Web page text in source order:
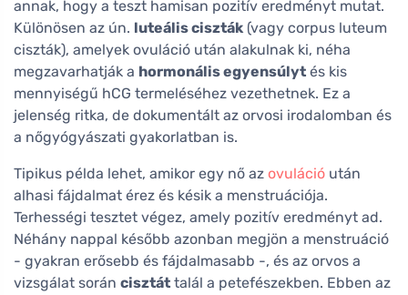
annak, hogy a teszt hamisan pozitív eredményt mutat.
Különösen az ún. luteális ciszták (vagy corpus luteum
ciszták), amelyek ovuláció után alakulnak ki, néha
megzavarhatják a hormonális egyensúlyt és kis
mennyiségű hCG termeléséhez vezethetnek. Ez a
jelenség ritka, de dokumentált az orvosi irodalomban és
a nőgyógyászati gyakorlatban is.
Tipikus példa lehet, amikor egy nő az ovuláció után
alhasi fájdalmat érez és késik a menstruációja.
Terhességi tesztet végez, amely pozitív eredményt ad.
Néhány nappal később azonban megjön a menstruáció
- gyakran erősebb és fájdalmasabb -, és az orvos a
vizsgálat során cisztát talál a petefészekben. Ebben az